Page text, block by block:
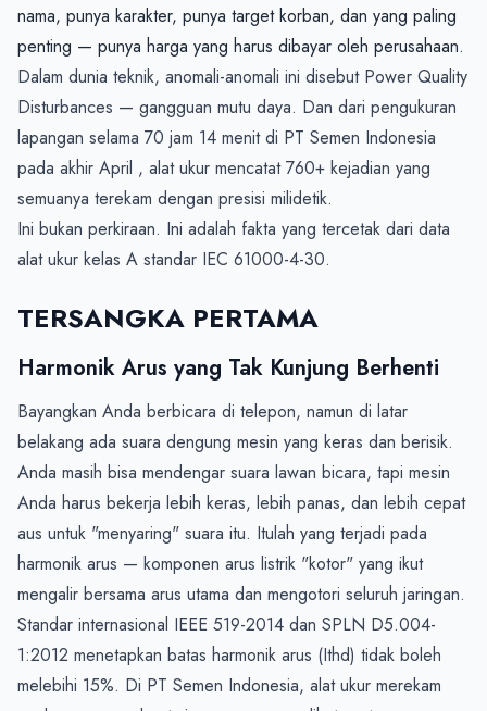
nama, punya karakter, punya target korban, dan yang paling
Dalam dunia teknik, anomali-anomali ini disebut Power Quality
Disturbances — gangguan mutu daya. Dan dari pengukuran
lapangan selama 70 jam 14 menit di PT Semen Indonesia
pada akhir April , alat ukur mencatat 760+ kejadian yang
semuanya terekam dengan presisi milidetik.
Ini bukan perkiraan. Ini adalah fakta yang tercetak dari data
TERSANGKA PERTAMA
Harmonik Arus yang Tak Kunjung Berhenti
Bayangkan Anda berbicara di telepon, namun di latar
belakang ada suara dengung mesin yang keras dan berisik.
Anda masih bisa mendengar suara lawan bicara, tapi mesin
Anda harus bekerja lebih keras, lebih panas, dan lebih cepat
aus untuk "menyaring" suara itu. Itulah yang terjadi pada
harmonik arus — komponen arus listrik "kotor" yang ikut
mengalir bersama arus utama dan mengotori seluruh jaringan.
Standar internasional IEEE 519-2014 dan SPLN D5.004-
1:2012 menetapkan batas harmonik arus (Ithd) tidak boleh
melebihi 15%. Di PT Semen Indonesia, alat ukur merekam